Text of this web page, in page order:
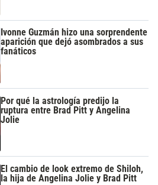
Ivonne Guzmán hizo una sorprendente
aparición que dejó asombrados a sus
fanáticos
Por qué la astrología predijo la
ruptura entre Brad Pitt y Angelina
Jolie
El cambio de look extremo de Shiloh,
la hija de Angelina Jolie y Brad Pitt